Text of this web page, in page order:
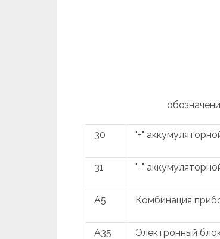
30 "+"
31 "-"
A5 Комбинация
A35 Электронный